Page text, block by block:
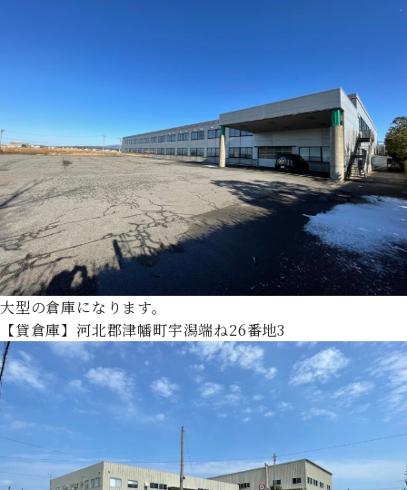
大型の倉庫になります。
【貸倉庫】河北郡津幡町宇潟端ね26番地3